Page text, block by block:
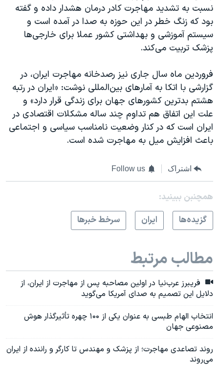
نسبت به تشدید مهاجرت کادر درمان هشدار داده و گفته
بود که زنگ خطر در این حوزه به صدا در آمده است و
سیستم آموزشی و بهداشتی کشور عملا برای خارجی‌ها
پزشک تربیت می‌کند.
فروردین ماه سال جاری نیز رصدخانه مهاجرت ایران، در
گزارشی با اتکا به آمارهای بین‌المللی نوشت: «ایران در رتبه
هشتم بدترین کشورهای جهان برای زندگی قرار دارد» و
علت این اتفاق هم تداوم چند ساله مشکلات اقتصادی در
ایران است که در کنار وضعیت نامناسب سیاسی و اجتماعی
باعث افزایش میل به مهاجرت شده است.
اشتراک Follow us
همچنبن ببینید:
گزيده‌ها
ايران سرخط خبرها
مطالب مرتبط
فریبرز عرب‌نیا در اولین مصاحبه پس از مهاجرت از ایران، از
دلایل این تصمیم به صدای آمریکا می‌گوید
انتخاب الهام طبسی به عنوان یکی از ۱۰۰ چهره‌ تأثیرگذار هوش
مصنوعی جهان
روند تصاعدی مهاجرت؛ از پزشک و مهندس تا کارگر و راننده از ایران
می‌روند